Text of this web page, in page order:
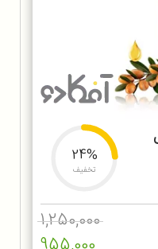
24%
تخفیف
1,250,000